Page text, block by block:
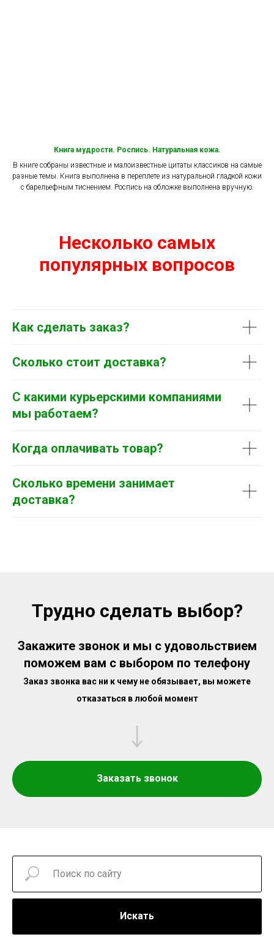
Книга мудрости. Роспись. Натуральная кожа.
В книге собраны известные и малоизвестные цитаты классиков на самые
разные темы. Книга выполнена в переплете из натуральной гладкой кожи
с барельефным тиснением. Роспись на обложке выполнена вручную.
Несколько самых
популярных вопросов
Как сделать заказ?
Сколько стоит доставка?
С какими курьерскими компаниями
мы работаем?
Когда оплачивать товар?
Сколько времени занимает
доставка?
Трудно сделать выбор?
Закажите звонок и мы с удовольствием
поможем вам с выбором по телефону
Заказ звонка вас ни к чему не обязывает, вы можете
отказаться в любой момент
Заказать звонок
Искать